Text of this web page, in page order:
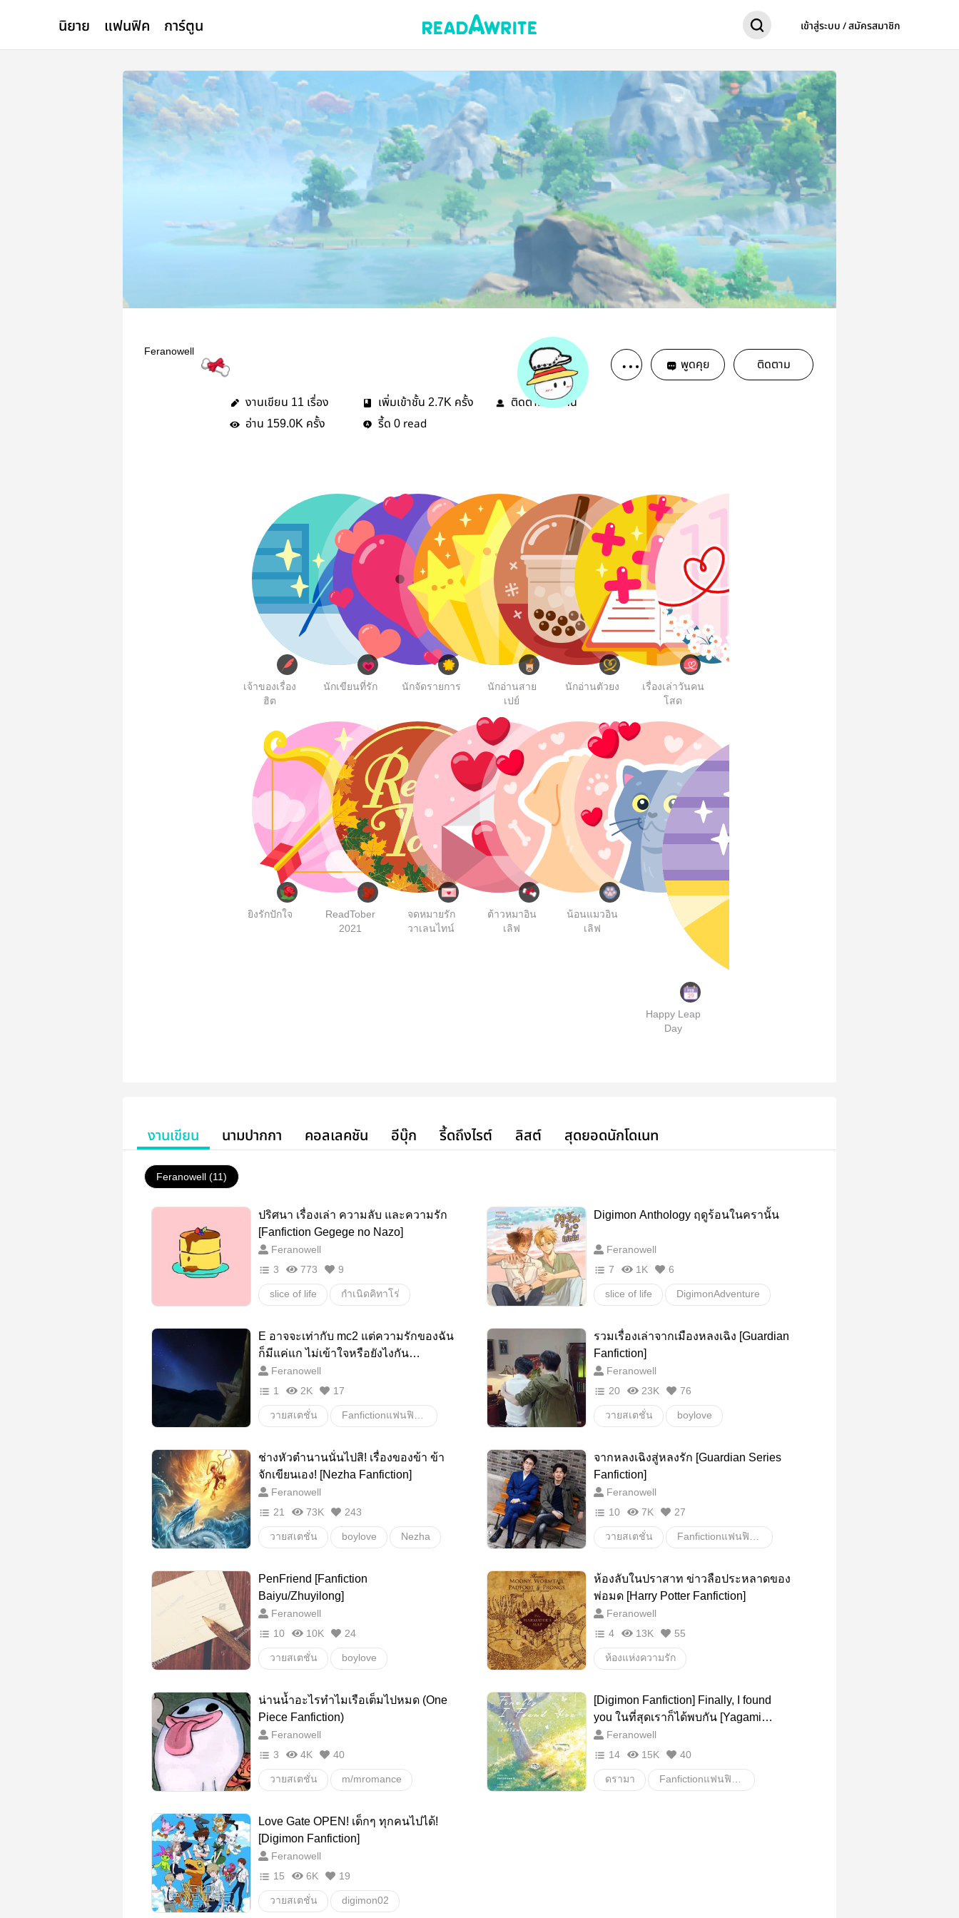
นิยาย แฟนฟิค การ์ตูน เข้าสู่ระบบ / สมัครสมาชิก
Feranowell
พูดคุย ติดตาม
งานเขียน 11 เรื่อง เพิ่มเข้าชั้น 2.7K ครั้ง ติดตาม24คน
อ่าน 159.0K ครั้ง รี้ด 0 read
เจ้าของเรื่อง
ฮิต
นักเขียนที่รัก นักจัดรายการ
นักอ่านสาย
เปย์
นักอ่านตัวยง
เรื่องเล่าวันคน
โสด
ยิงรักปักใจ
ReadTober
2021
จดหมายรัก
วาเลนไทน์
ต้าวหมาอิน
เลิฟ
น้อนแมวอิน
เลิฟ
Happy Leap
Day
งานเขียน นามปากกา คอลเลคชัน อีบุ๊ก รี้ดถึงไรต์ ลิสต์ สุดยอดนักโดเนท
Feranowell (11)
ปริศนา เรื่องเล่า ความลับ และความรัก
[Fanfiction Gegege no Nazo]
Feranowell
3
773 9
slice of life กำเนิดคิทาโร่
gegegenonazo
Digimon Anthology ฤดูร้อนในครานั้น
Feranowell
7
1K 6
slice of life DigimonAdventure
Digimon
E อาจจะเท่ากับ mc2 แต่ความรักของฉัน
ก็มีแค่แก ไม่เข้าใจหรือยังไงกัน
(Dr.Stone Fanfiction)
Feranowell
1
2K 17
วายสเตชั่น Fanfictionแฟนฟิคชั่น
รวมเรื่องเล่าจากเมืองหลงเฉิง [Guardian
Fanfiction]
Feranowell
20
23K 76
วายสเตชั่น boylove
ช่างหัวตำนานนั่นไปสิ! เรื่องของข้า ข้า
จักเขียนเอง! [Nezha Fanfiction]
Feranowell
21
73K 243
วายสเตชั่น boylove Nezha
จากหลงเฉิงสู่หลงรัก [Guardian Series
Fanfiction]
Feranowell
10
7K 27
วายสเตชั่น Fanfictionแฟนฟิคชั่น
PenFriend [Fanfiction
Baiyu/Zhuyilong]
Feranowell
10
10K 24
วายสเตชั่น boylove
ห้องลับในปราสาท ข่าวลือประหลาดของ
พ่อมด [Harry Potter Fanfiction]
Feranowell
4
13K 55
ห้องแห่งความรัก
18+ Heterosexual
HarryPotter
น่านน้ำอะไรทำไมเรือเต็มไปหมด (One
Piece Fanfiction)
Feranowell
3
4K 40
วายสเตชั่น m/mromance
lawlu
LawLuffy
[Digimon Fanfiction] Finally, I found
you ในที่สุดเราก็ได้พบกัน [Yagami
Taichi x Ishida Yamato]
Feranowell
14
15K 40
ดรามา Fanfictionแฟนฟิคชั่น
Love Gate OPEN! เด็กๆ ทุกคนไปได้!
[Digimon Fanfiction]
Feranowell
15
6K 19
วายสเตชั่น digimon02